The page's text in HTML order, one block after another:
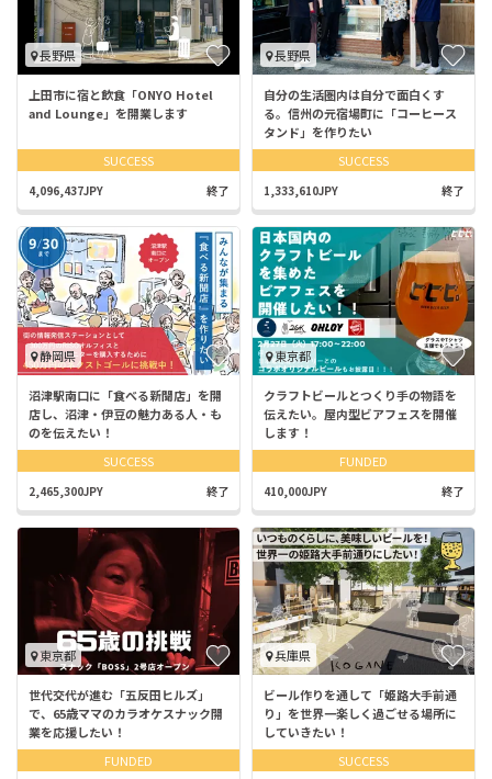
長野県
上田市に宿と飲食「ONYO Hotel
and Lounge」を開業します
SUCCESS
4,096,437JPY 終了
長野県
自分の生活圏内は自分で面白くす
る。信州の元宿場町に「コーヒース
タンド」を作りたい
SUCCESS
1,333,610JPY 終了
静岡県
沼津駅南口に「食べる新聞店」を開
店し、沼津・伊豆の魅力ある人・も
のを伝えたい！
SUCCESS
2,465,300JPY 終了
東京都
クラフトビールとつくり手の物語を
伝えたい。屋内型ビアフェスを開催
します！
FUNDED
410,000JPY 終了
東京都
世代交代が進む「五反田ヒルズ」
で、65歳ママのカラオケスナック開
業を応援したい！
FUNDED
兵庫県
ビール作りを通して「姫路大手前通
り」を世界一楽しく過ごせる場所に
していきたい！
SUCCESS